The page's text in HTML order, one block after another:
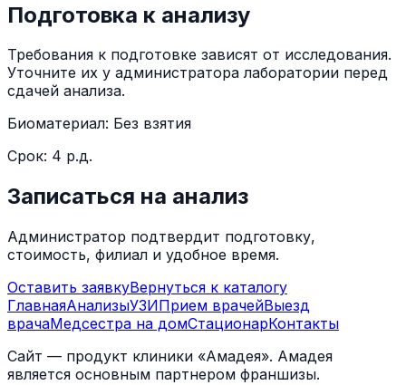
Подготовка к анализу
Требования к подготовке зависят от исследования.
Уточните их у администратора лаборатории перед
сдачей анализа.
Биоматериал: Без взятия
Срок: 4 р.д.
Записаться на анализ
Администратор подтвердит подготовку,
стоимость, филиал и удобное время.
Оставить заявкуВернуться к каталогу
ГлавнаяАнализыУЗИПрием врачейВыезд
врачаМедсестра на домСтационарКонтакты
Сайт — продукт клиники «Амадея». Амадея
является основным партнером франшизы.